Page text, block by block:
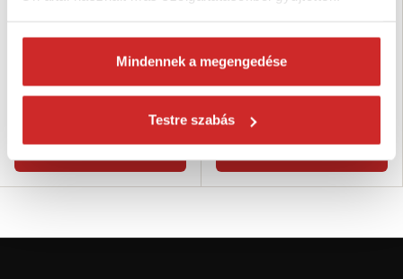
Mindennek a megengedése
Testre szabás
ablakokhoz
mm
2 134 Ft 2 880 Ft
Méret (axbxc mm): 36x107x13